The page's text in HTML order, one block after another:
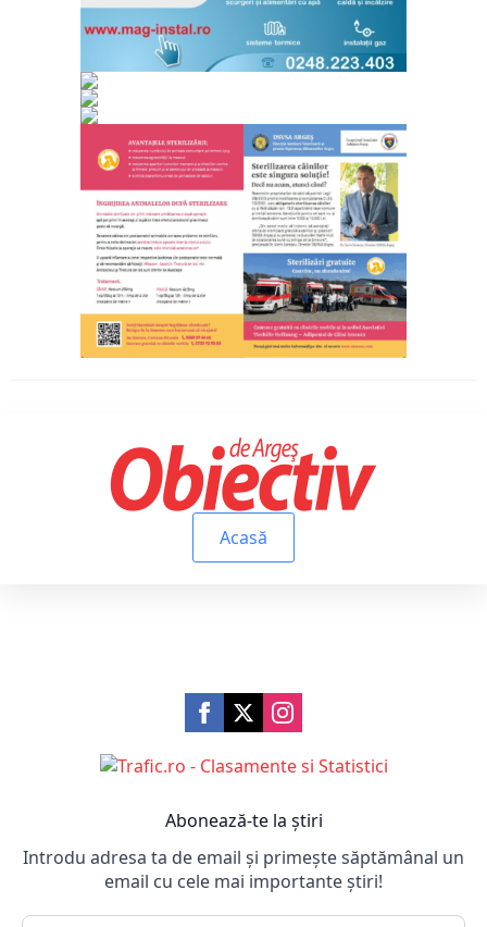
Acasă
Abonează-te la știri
Introdu adresa ta de email și primește săptămânal un
email cu cele mai importante știri!